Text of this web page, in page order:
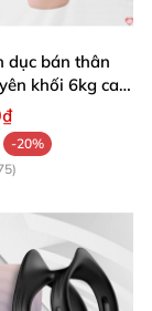
dục bán thân
khối 6kg cao
-20%